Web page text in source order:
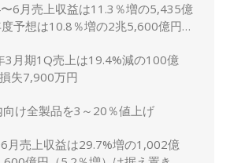
6月売上収益は11.3％増の5,435億
予想は10.8％増の2兆5,600億円に
3月期1Q売上は19.4%減の100億
失7,900万円
け全製品を3～20％値上げ
月売上収益は29.7%増の1,002億